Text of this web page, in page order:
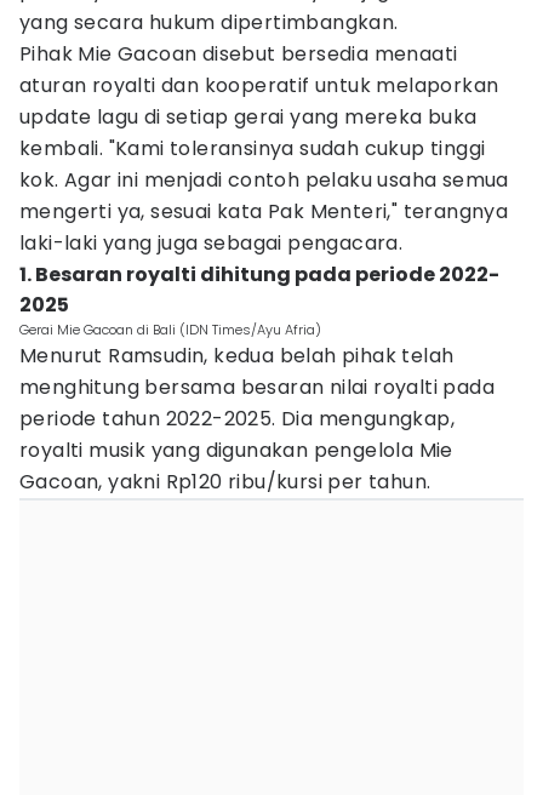
yang secara hukum dipertimbangkan.
Pihak Mie Gacoan disebut bersedia menaati
aturan royalti dan kooperatif untuk melaporkan
update lagu di setiap gerai yang mereka buka
kembali. "Kami toleransinya sudah cukup tinggi
kok. Agar ini menjadi contoh pelaku usaha semua
mengerti ya, sesuai kata Pak Menteri," terangnya
laki-laki yang juga sebagai pengacara.
1. Besaran royalti dihitung pada periode 2022-
2025
Gerai Mie Gacoan di Bali (IDN Times/Ayu Afria)
Menurut Ramsudin, kedua belah pihak telah
menghitung bersama besaran nilai royalti pada
periode tahun 2022-2025. Dia mengungkap,
royalti musik yang digunakan pengelola Mie
Gacoan, yakni Rp120 ribu/kursi per tahun.